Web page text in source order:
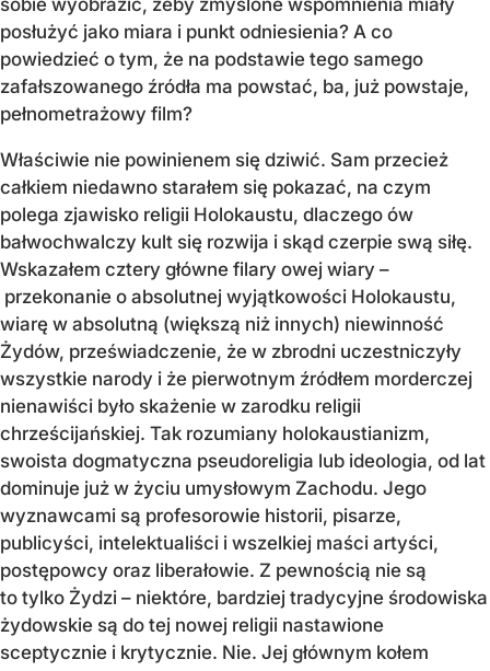
posłużyć jako miara i punkt odniesienia? A co
powiedzieć o tym, że na podstawie tego samego
zafałszowanego źródła ma powstać, ba, już powstaje,
pełnometrażowy film?
Właściwie nie powinienem się dziwić. Sam przecież
całkiem niedawno starałem się pokazać, na czym
polega zjawisko religii Holokaustu, dlaczego ów
bałwochwalczy kult się rozwija i skąd czerpie swą siłę.
Wskazałem cztery główne filary owej wiary –
przekonanie o absolutnej wyjątkowości Holokaustu,
wiarę w absolutną (większą niż innych) niewinność
Żydów, przeświadczenie, że w zbrodni uczestniczyły
wszystkie narody i że pierwotnym źródłem morderczej
nienawiści było skażenie w zarodku religii
chrześcijańskiej. Tak rozumiany holokaustianizm,
swoista dogmatyczna pseudoreligia lub ideologia, od lat
dominuje już w życiu umysłowym Zachodu. Jego
wyznawcami są profesorowie historii, pisarze,
publicyści, intelektualiści i wszelkiej maści artyści,
postępowcy oraz liberałowie. Z pewnością nie są
to tylko Żydzi – niektóre, bardziej tradycyjne środowiska
żydowskie są do tej nowej religii nastawione
sceptycznie i krytycznie. Nie. Jej głównym kołem